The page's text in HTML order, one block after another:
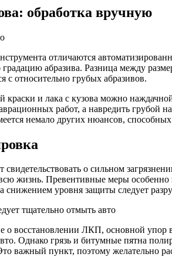
обработка вручную
отличаются
абразива. Разница между
с относительно грубых абразивов.
краски и лака с кузова можно
работ, а навредить
немало других нюансов,
свидетельствовать о сильном
жизнь. Превентивные меры особенно
уровня защиты следует
о восстановлении ЛКП, основной
Однако грязь и битумные пятна
важный пункт, поэтому желательно